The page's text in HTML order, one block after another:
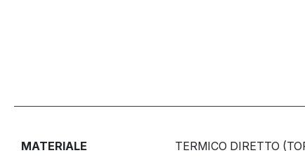
MATERIALE TERMICO DIRETTO